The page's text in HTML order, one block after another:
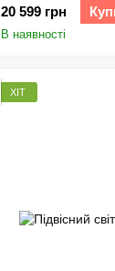
20 599 грн
В наявності
ХІТ